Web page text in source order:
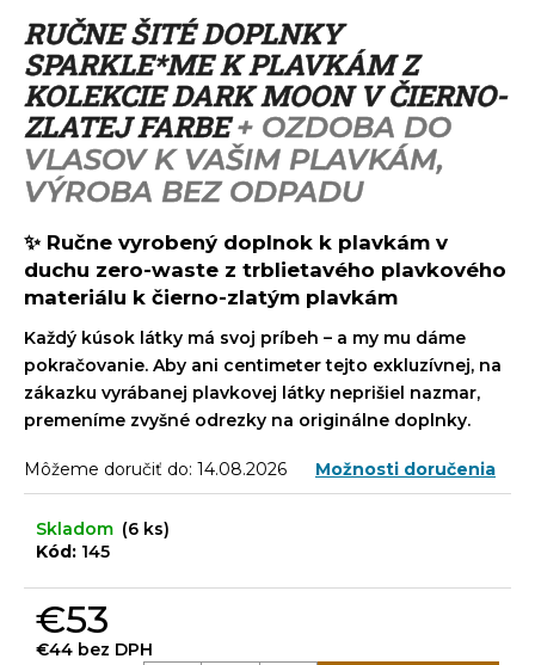
produktu
je
0,0
z
5
hviezdičiek.
RUČNE ŠITÉ DOPLNKY
SPARKLE*ME K PLAVKÁM Z
KOLEKCIE DARK MOON V ČIERNO-
ZLATEJ FARBE+ OZDOBA DO
VLASOV K VAŠIM PLAVKÁM,
VÝROBA BEZ ODPADU
✨ Ručne vyrobený doplnok k plavkám v
duchu zero-waste z trblietavého plavkového
materiálu k čierno-zlatým plavkám
Každý kúsok látky má svoj príbeh – a my mu dáme
pokračovanie. Aby ani centimeter tejto exkluzívnej, na
zákazku vyrábanej plavkovej látky neprišiel nazmar,
premeníme zvyšné odrezky na originálne doplnky.
Môžeme doručiť do: 14.08.2026 Možnosti doručenia
Skladom (6 ks)
Kód: 145
€53
€44 bez DPH
O
d
p
o
r
ú
č
a
m
e